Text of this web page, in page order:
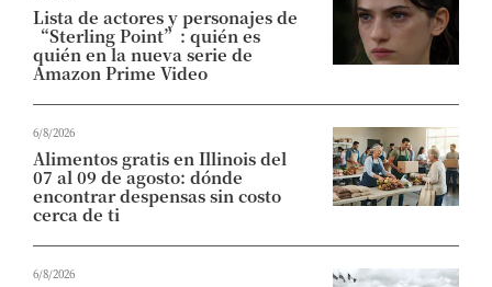
Lista de actores y personajes de
“Sterling Point”: quién es
quién en la nueva serie de
Amazon Prime Video
6/8/2026
Alimentos gratis en Illinois del
07 al 09 de agosto: dónde
encontrar despensas sin costo
cerca de ti
6/8/2026